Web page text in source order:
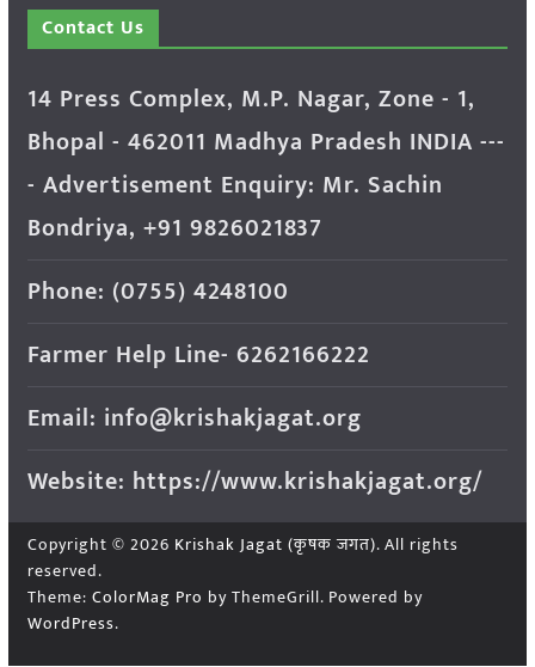
Contact Us
14 Press Complex, M.P. Nagar, Zone - 1,
Bhopal - 462011 Madhya Pradesh INDIA ---
- Advertisement Enquiry: Mr. Sachin
Bondriya, +91 9826021837
Phone: (0755) 4248100
Farmer Help Line- 6262166222
Email: info@krishakjagat.org
Website: https://www.krishakjagat.org/
Copyright © 2026 Krishak Jagat (कृषक जगत). All rights
reserved.
Theme: ColorMag Pro by ThemeGrill. Powered by
WordPress.